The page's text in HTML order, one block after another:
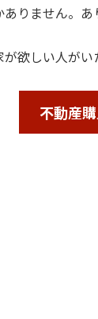
りません。あ
欲しい人が
不動産